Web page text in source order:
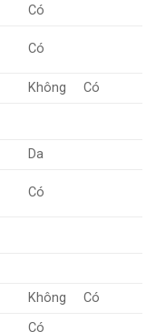
Có
Có
Không
Có
Da
Có
Không
Có
Có